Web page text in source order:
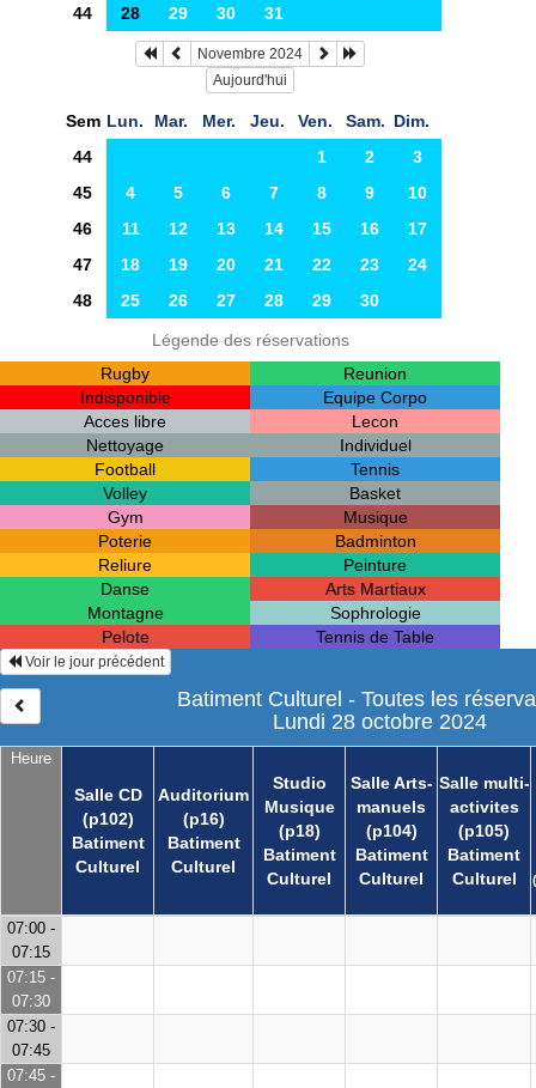
44
28 29 30 31
Novembre 2024
Aujourd'hui
Sem Lun. Mar. Mer. Jeu. Ven. Sam. Dim.
44
1 2
3
45
4 5 6 7 8 9
10
46
11 12 13 14 15 16
17
47
18 19 20 21 22 23
24
48
25 26 27 28 29 30
Légende des réservations
Rugby
Reunion
Indisponible
Equipe Corpo
Acces libre
Lecon
Nettoyage
Individuel
Football
Tennis
Volley
Basket
Gym
Musique
Poterie
Badminton
Reliure
Peinture
Danse
Arts Martiaux
Montagne
Sophrologie
Pelote
Tennis de Table
Heure
Salle CD
(p102)
Batiment
Culturel
Auditorium
(p16)
Batiment
Culturel
Studio
Musique
(p18)
Batiment
Culturel
Salle Arts-
manuels
(p104)
Batiment
Culturel
Salle multi-
activites
(p105)
Batiment
Culturel
Voir le jour précédent
Batiment Culturel - Toutes les
Lundi 28 octobre 2024
07:00 -
07:15
07:15 -
07:30
07:30 -
07:45
07:45 -